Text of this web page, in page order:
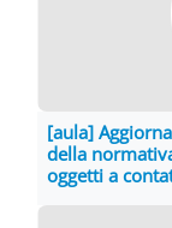
[aula]
della
oggetti a